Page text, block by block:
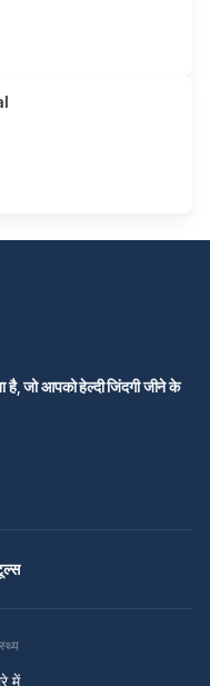
है, जो आपको हेल्दी जिंदगी जीने के
में